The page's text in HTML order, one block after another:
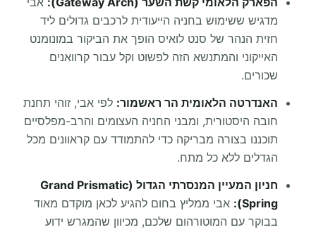
מדגיש ששימוש בחניה הייעודית לרכבים גדולים ליד
חזית הנהר של סנט לואיס הופך את הביקור במונומנט
האייקוני והמתנשא הזה לפשוט וקל עבור קרוואנים
שכורים.
האנדרטה הלאומית הר ראשמור: לפי אבי, זוהי תחנת
חובה היסטורית, ומבני החניה העצומים והרב-מפלסיים
תוכננו בצורה מבריקה כדי להתמודד עם קראוונים מכל
הגדלים ללא כל מתח.
חניון המעיין המנסרתי הגדול (Grand Prismatic
Spring):
אבי ממליץ בחום להגיע לכאן מוקדם מאוד
בבוקר עם המוטורהום שלכם, מכיוון שהמגרש ידוע